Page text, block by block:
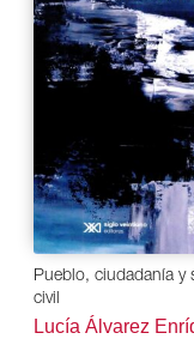
Pueblo, ciudadanía y
civil
Lucía Álvarez